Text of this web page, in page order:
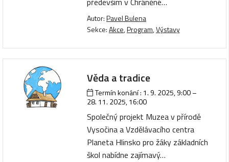
Autor:Pavel Bulena
Sekce:Akce,Program,Výstavy
Věda a tradice
Termín konání : 1. 9. 2025, 9:00–
28. 11. 2025, 16:00
Společný projekt Muzea v přírodě
Vysočina a Vzdělávacího centra
Planeta Hlinsko pro žáky základních
škol nabídne zajímavý…